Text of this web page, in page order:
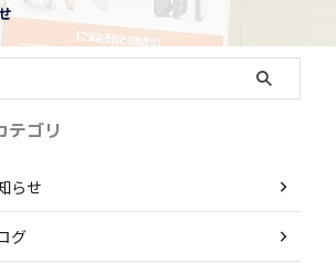
テゴリ
らせ
グ